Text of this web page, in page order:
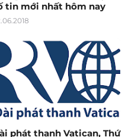
tin mới nhất hôm nay
phát thanh Vatican, Thứ